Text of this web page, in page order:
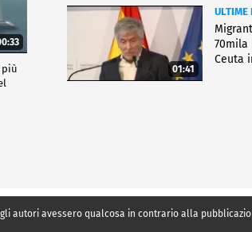
più
01:41
ULTIME
70mila
Ceuta
autori avessero qualcosa in contrario alla